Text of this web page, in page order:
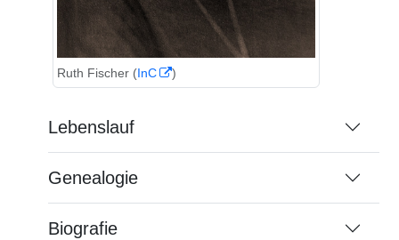
Ruth Fischer (InC )
Lebenslauf
Genealogie
Biografie